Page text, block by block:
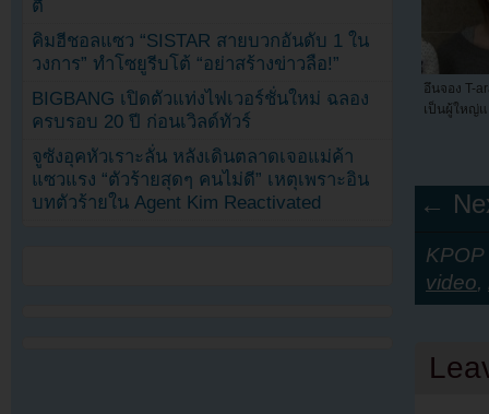
อึนจอง T-
เป็นผู้ใหญ่แ
←
video,
ตี้
คิมฮีชอลแซว “SISTAR สายบวกอันดับ 1 ใน
วงการ” ทำโซยูรีบโต้ “อย่าสร้างข่าวลือ!”
BIGBANG เปิดตัวแท่งไฟเวอร์ชั่นใหม่ ฉลอง
ครบรอบ 20 ปี ก่อนเวิลด์ทัวร์
จูซังอุคหัวเราะลั่น หลังเดินตลาดเจอแม่ค้า
แซวแรง “ตัวร้ายสุดๆ คนไม่ดี” เหตุเพราะอิน
บทตัวร้ายใน Agent Kim Reactivated